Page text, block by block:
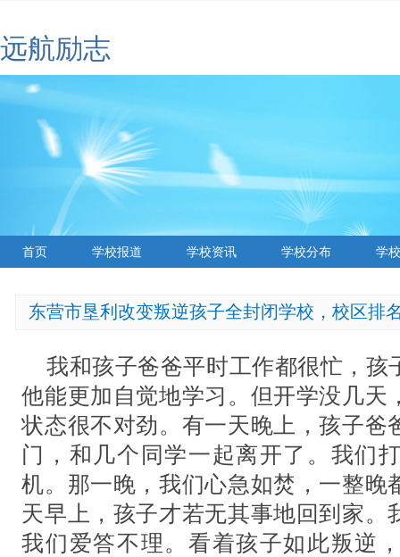
远航励志
首页 学校报道 学校资讯 学校分布 学
东营市垦利改变叛逆孩子全封闭学校，校区排
我和孩子爸爸平时工作都很忙，孩
他能更加自觉地学习。但开学没几天
状态很不对劲。有一天晚上，孩子爸
门，和几个同学一起离开了。我们
机。那一晚，我们心急如焚，一整晚
天早上，孩子才若无其事地回到家。
我们爱答不理。看着孩子如此叛逆